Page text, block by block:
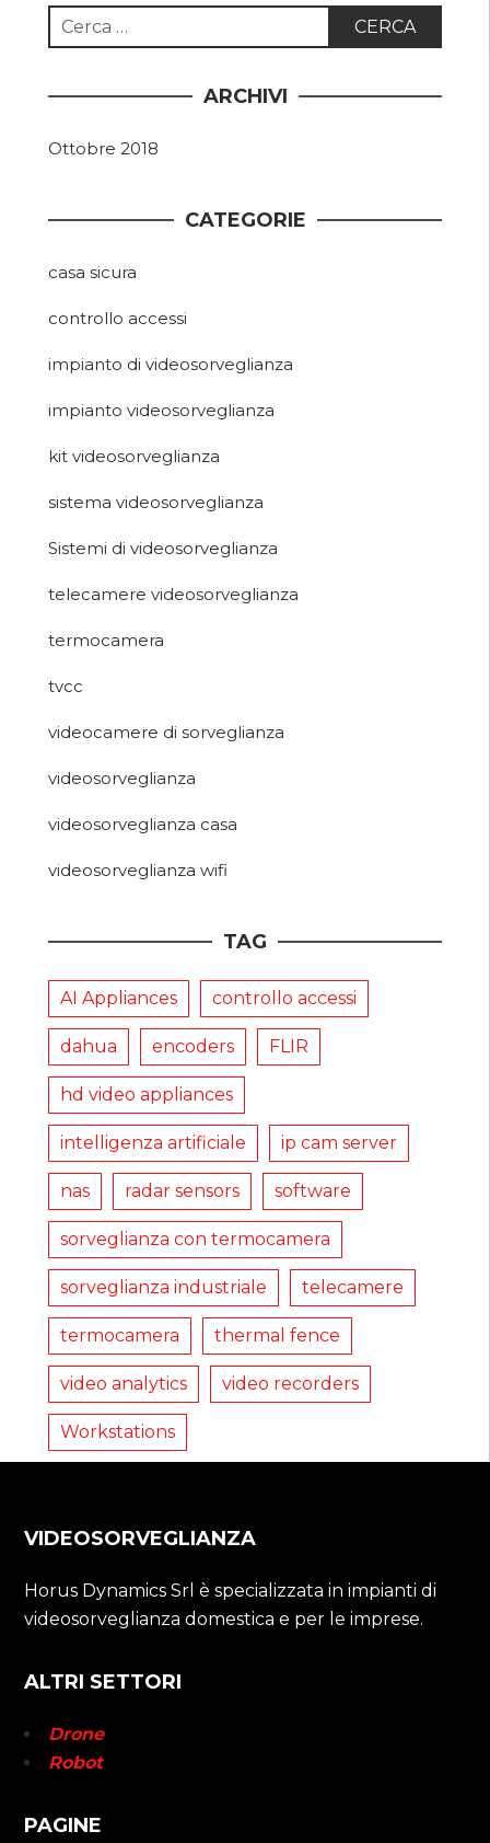
Ricerca
per:
ARCHIVI
Ottobre 2018
CATEGORIE
casa sicura
controllo accessi
impianto di videosorveglianza
impianto videosorveglianza
kit videosorveglianza
sistema videosorveglianza
Sistemi di videosorveglianza
telecamere videosorveglianza
termocamera
tvcc
videocamere di sorveglianza
videosorveglianza
videosorveglianza casa
videosorveglianza wifi
TAG
AI Appliances controllo accessi
dahua encoders FLIR
hd video appliances
intelligenza artificiale ip cam server
nas radar sensors software
sorveglianza con termocamera
sorveglianza industriale telecamere
termocamera thermal fence
video analytics video recorders
Workstations
VIDEOSORVEGLIANZA
Horus Dynamics Srl è specializzata in impianti di
videosorveglianza domestica e per le imprese.
ALTRI SETTORI
Drone
Robot
PAGINE